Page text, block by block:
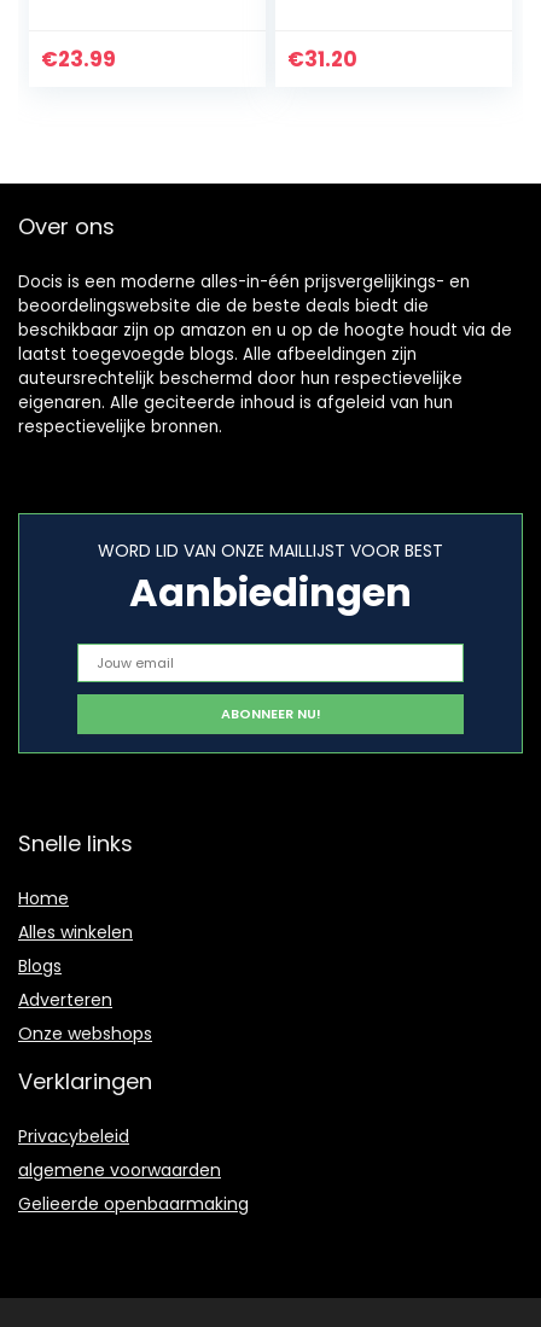
€23.99 €31.20
Over ons
Docis is een moderne alles-in-één prijsvergelijkings- en
beoordelingswebsite die de beste deals biedt die
beschikbaar zijn op amazon en u op de hoogte houdt via de
laatst toegevoegde blogs. Alle afbeeldingen zijn
auteursrechtelijk beschermd door hun respectievelijke
eigenaren. Alle geciteerde inhoud is afgeleid van hun
respectievelijke bronnen.
WORD LID VAN ONZE MAILLIJST VOOR BEST
Aanbiedingen
Snelle links
Home
Alles winkelen
Blogs
Adverteren
Onze webshops
Verklaringen
Privacybeleid
algemene voorwaarden
Gelieerde openbaarmaking